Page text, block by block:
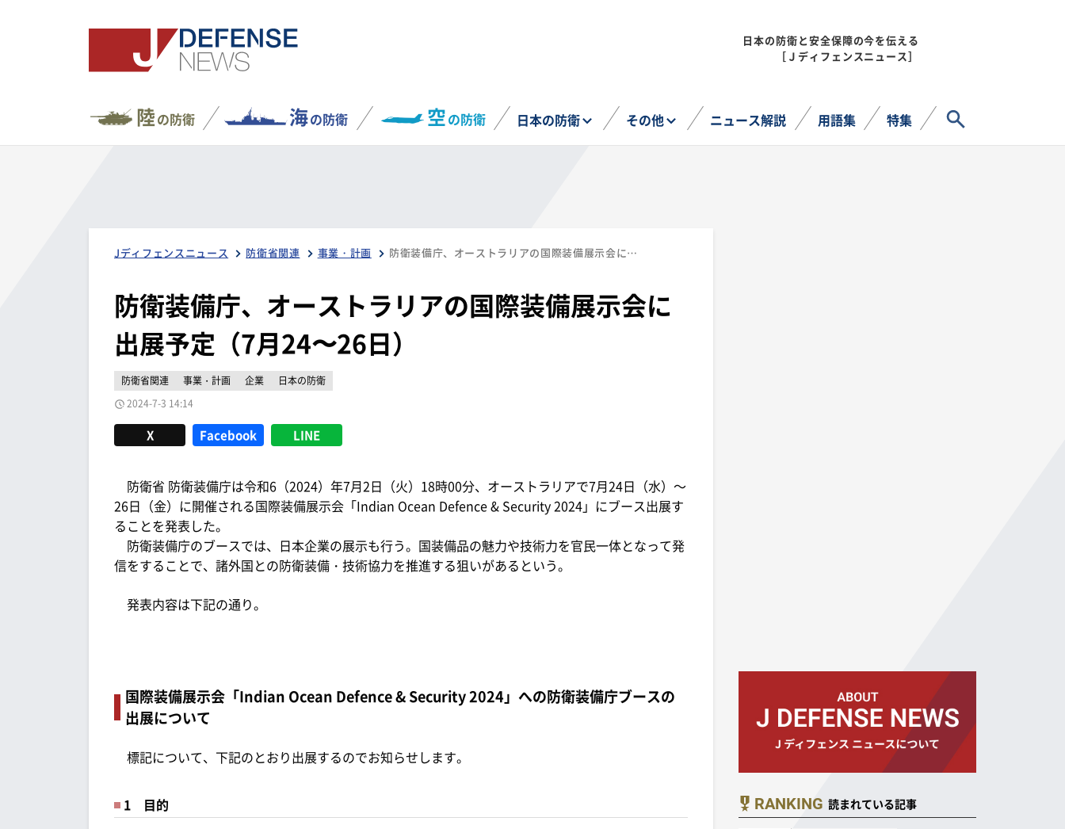
日本の防衛と安全保障の今を伝える
［Ｊディフェンスニュース］
陸の防衛 海の防衛 空の防衛 日本の防衛 その他 ニュース解説 用語集 特集
Jディフェンスニュース 防衛省関連 事業・計画 防衛装備庁、オーストラリアの国際装備展示会に出展予定（7月24〜26日）
防衛装備庁、オーストラリアの国際装備展示会に
出展予定（7月24〜26日）
防衛省関連 事業・計画 企業
日本の防衛
2024-7-3 14:14
X Facebook LINE
防衛省 防衛装備庁は令和6（2024）年7月2日（火）18時00分、オーストラリアで7月24日（水）～
26日（金）に開催される国際装備展示会「Indian Ocean Defence & Security 2024」にブース出展す
ることを発表した。
防衛装備庁のブースでは、日本企業の展示も行う。国装備品の魅力や技術力を官民一体となって発
信をすることで、諸外国との防衛装備・技術協力を推進する狙いがあるという。
発表内容は下記の通り。
国際装備展示会「Indian Ocean Defence & Security 2024」への防衛装備庁ブースの
出展について
標記について、下記のとおり出展するのでお知らせします。
1 目的
RANKING 読まれている記事